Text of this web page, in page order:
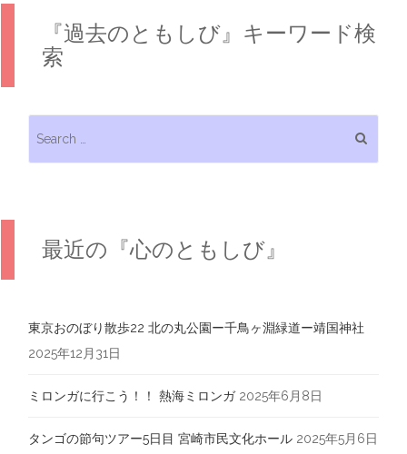
『過去のともしび』キーワード検
索
最近の『心のともしび』
東京おのぼり散歩22 北の丸公園ー千鳥ヶ淵緑道ー靖国神社
2025年12月31日
ミロンガに行こう！！ 熱海ミロンガ 2025年6月8日
タンゴの節句ツアー5日目 宮崎市民文化ホール 2025年5月6日